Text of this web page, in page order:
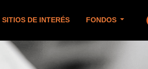
SITIOS DE INTERÉS FONDOS